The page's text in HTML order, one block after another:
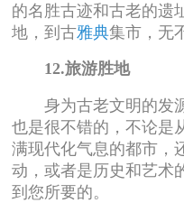
的名胜古迹和古老的遗
地，到古雅典集市，无
12.旅游胜地
身为古老文明的发源
也是很不错的，不论是
满现代化气息的都市，
动，或者是历史和艺术
到您所要的。